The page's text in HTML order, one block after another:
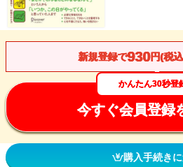
新規登録で930円(税
かんたん30秒登
今すぐ会員登録
購入手続き